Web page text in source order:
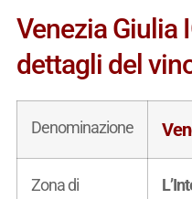
Venezia Giulia
dettagli del
Denominazione
Zona di